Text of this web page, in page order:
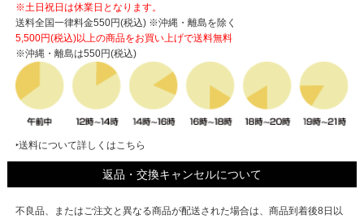
※土日祝日は休業日となります。
送料全国一律料金550円(税込) ※沖縄・離島を除く
5,500円(税込)以上の商品をお買い上げで送料無料
※沖縄・離島は550円(税込)
‣送料について詳しくはこちら
返品・交換キャンセルについて
不良品、またはご注文と異なる商品が配送された場合は、商品到着後8日以